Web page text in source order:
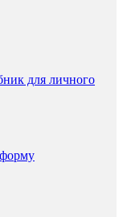
для личного